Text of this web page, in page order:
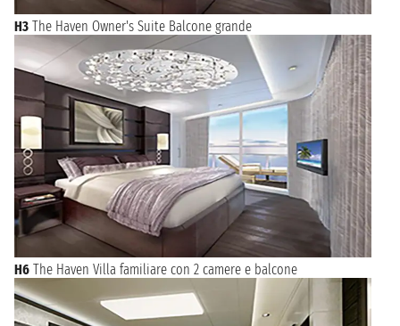
H3 The Haven Owner's Suite Balcone grande
H6 The Haven Villa familiare con 2 camere e balcone